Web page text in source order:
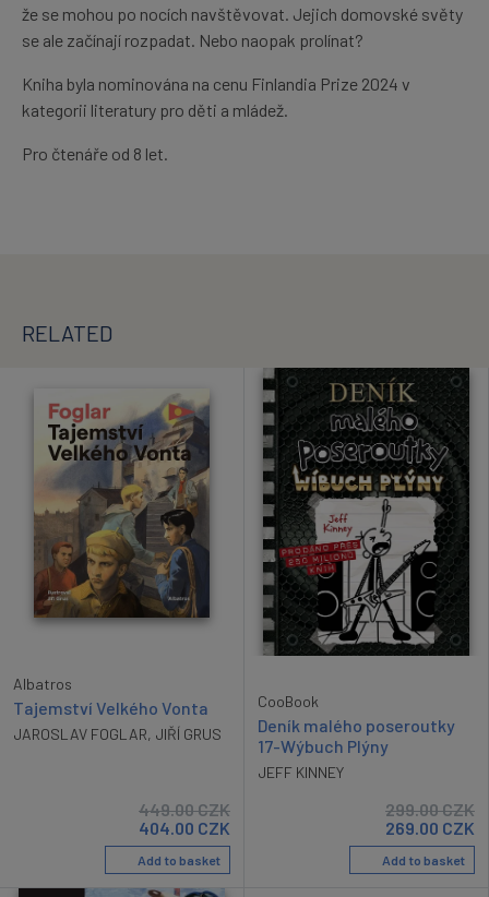
že se mohou po nocích navštěvovat. Jejich domovské světy
se ale začínají rozpadat. Nebo naopak prolínat?
Kniha byla nominována na cenu Finlandia Prize 2024 v
kategorii literatury pro děti a mládež.
Pro čtenáře od 8 let.
RELATED
Albatros
Tajemství Velkého Vonta
JAROSLAV FOGLAR, JIŘÍ GRUS
449.00CZK
404.00 CZK
Add to basket
CooBook
Deník malého poseroutky
17-Wýbuch Plýny
JEFF KINNEY
299.00CZK
269.00 CZK
Add to basket